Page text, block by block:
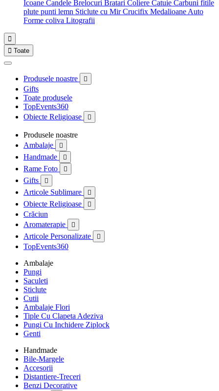
Icoane Candele Brelocuri Bratari Coliere Catuie Carbuni fitile
plute punti lemn Sticlute cu MirCrucifix Medalioane Auto
Forme coliva Litografii

 Toate
Produsele noastre 
Gifts
Toate produsele
TopEvents360
Obiecte Religioase

Produsele noastre
Ambalaje

Handmade 
Rame Foto 
Gifts 
Articole Sublimare 
Obiecte Religioase 
Crăciun
Aromaterapie

Articole Personalizate 
TopEvents360
Ambalaje
Pungi
Saculeti
Sticlute
Cutii
Ambalaje Flori
Tiple Cu Clapeta Adeziva
Pungi Cu Inchidere Ziplock
Genti
Handmade
Bile-Margele
Accesorii
Distantiere-Treceri
Benzi Decorative